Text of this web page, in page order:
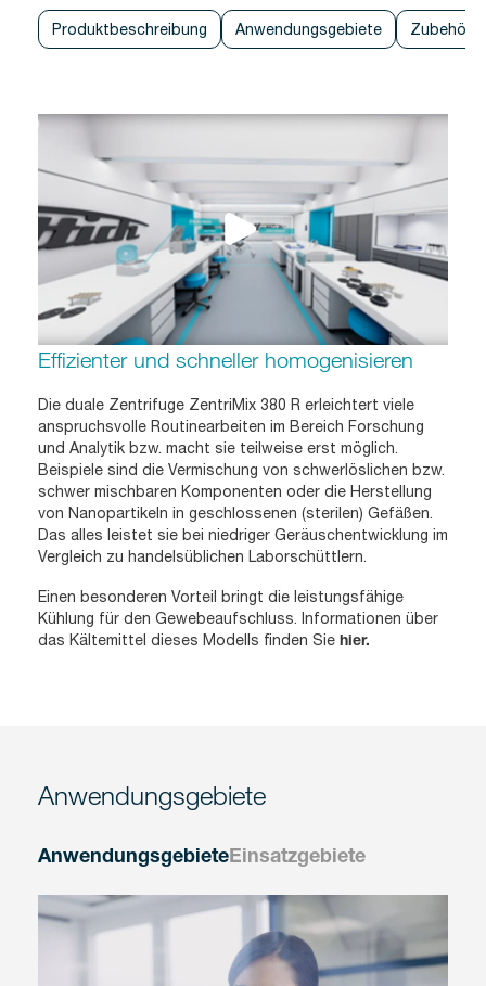
Produktbeschreibung Anwendungsgebiete Zubehör
Effizienter und schneller homogenisieren
Die duale Zentrifuge ZentriMix 380 R erleichtert viele
anspruchsvolle Routinearbeiten im Bereich Forschung
und Analytik bzw. macht sie teilweise erst möglich.
Beispiele sind die Vermischung von schwerlöslichen bzw.
schwer mischbaren Komponenten oder die Herstellung
von Nanopartikeln in geschlossenen (sterilen) Gefäßen.
Das alles leistet sie bei niedriger Geräuschentwicklung im
Vergleich zu handelsüblichen Laborschüttlern.
Einen besonderen Vorteil bringt die leistungsfähige
Kühlung für den Gewebeaufschluss. Informationen über
das Kältemittel dieses Modells finden Sie hier.
Anwendungsgebiete
AnwendungsgebieteEinsatzgebiete